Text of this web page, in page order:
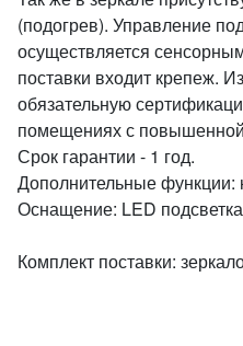
(подогрев). Управление
осуществляется
поставки входит крепеж.
обязательную
помещениях с
Срок гарантии - 1 год.
Дополнительные функции:
Оснащение: LED
Комплект поставки: